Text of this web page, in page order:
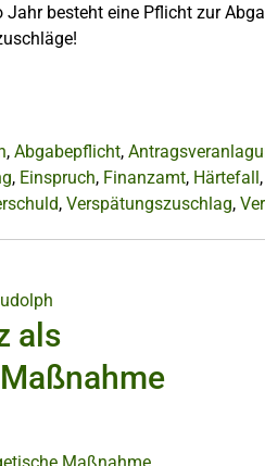
besteht eine Pflicht zur
, Abgabepflicht,
, Einspruch, Finanzamt, Härtefall,
, Verspätungszuschlag,
als